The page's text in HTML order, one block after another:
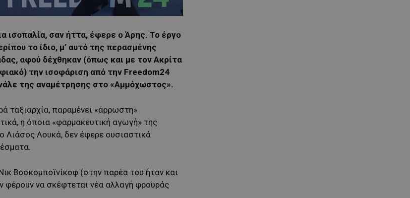
ισοπαλία, σαν ήττα, έφερε ο Άρης. Το έργο
το ίδιο, μ’ αυτό της περασμένης
αφού δέχθηκαν (όπως και με τον Ακρίτα
την ισοφάριση από την Freedom24
της αναμέτρησης στο «Αμμόχωστος».
ταξιαρχία, παραμένει «άρρωστη»
η όποια «φαρμακευτική αγωγή» της
Λιάσος Λουκά, δεν έφερε ουσιαστικά
Βοσκομποϊνίκοφ (στην παρέα του ήταν και
να σκέφτεται νέα αλλαγή φρουράς